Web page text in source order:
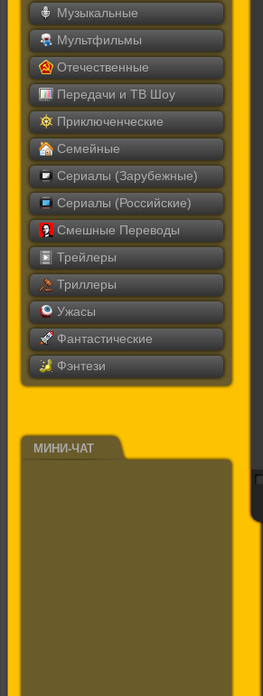
Музыкальные
Мультфильмы
Отечественные
Передачи и ТВ Шоу
Приключенческие
Семейные
Сериалы (Зарубежные)
Сериалы (Российские)
Смешные Переводы
Трейлеры
Триллеры
Ужасы
Фантастические
Фэнтези
МИНИ-ЧАТ